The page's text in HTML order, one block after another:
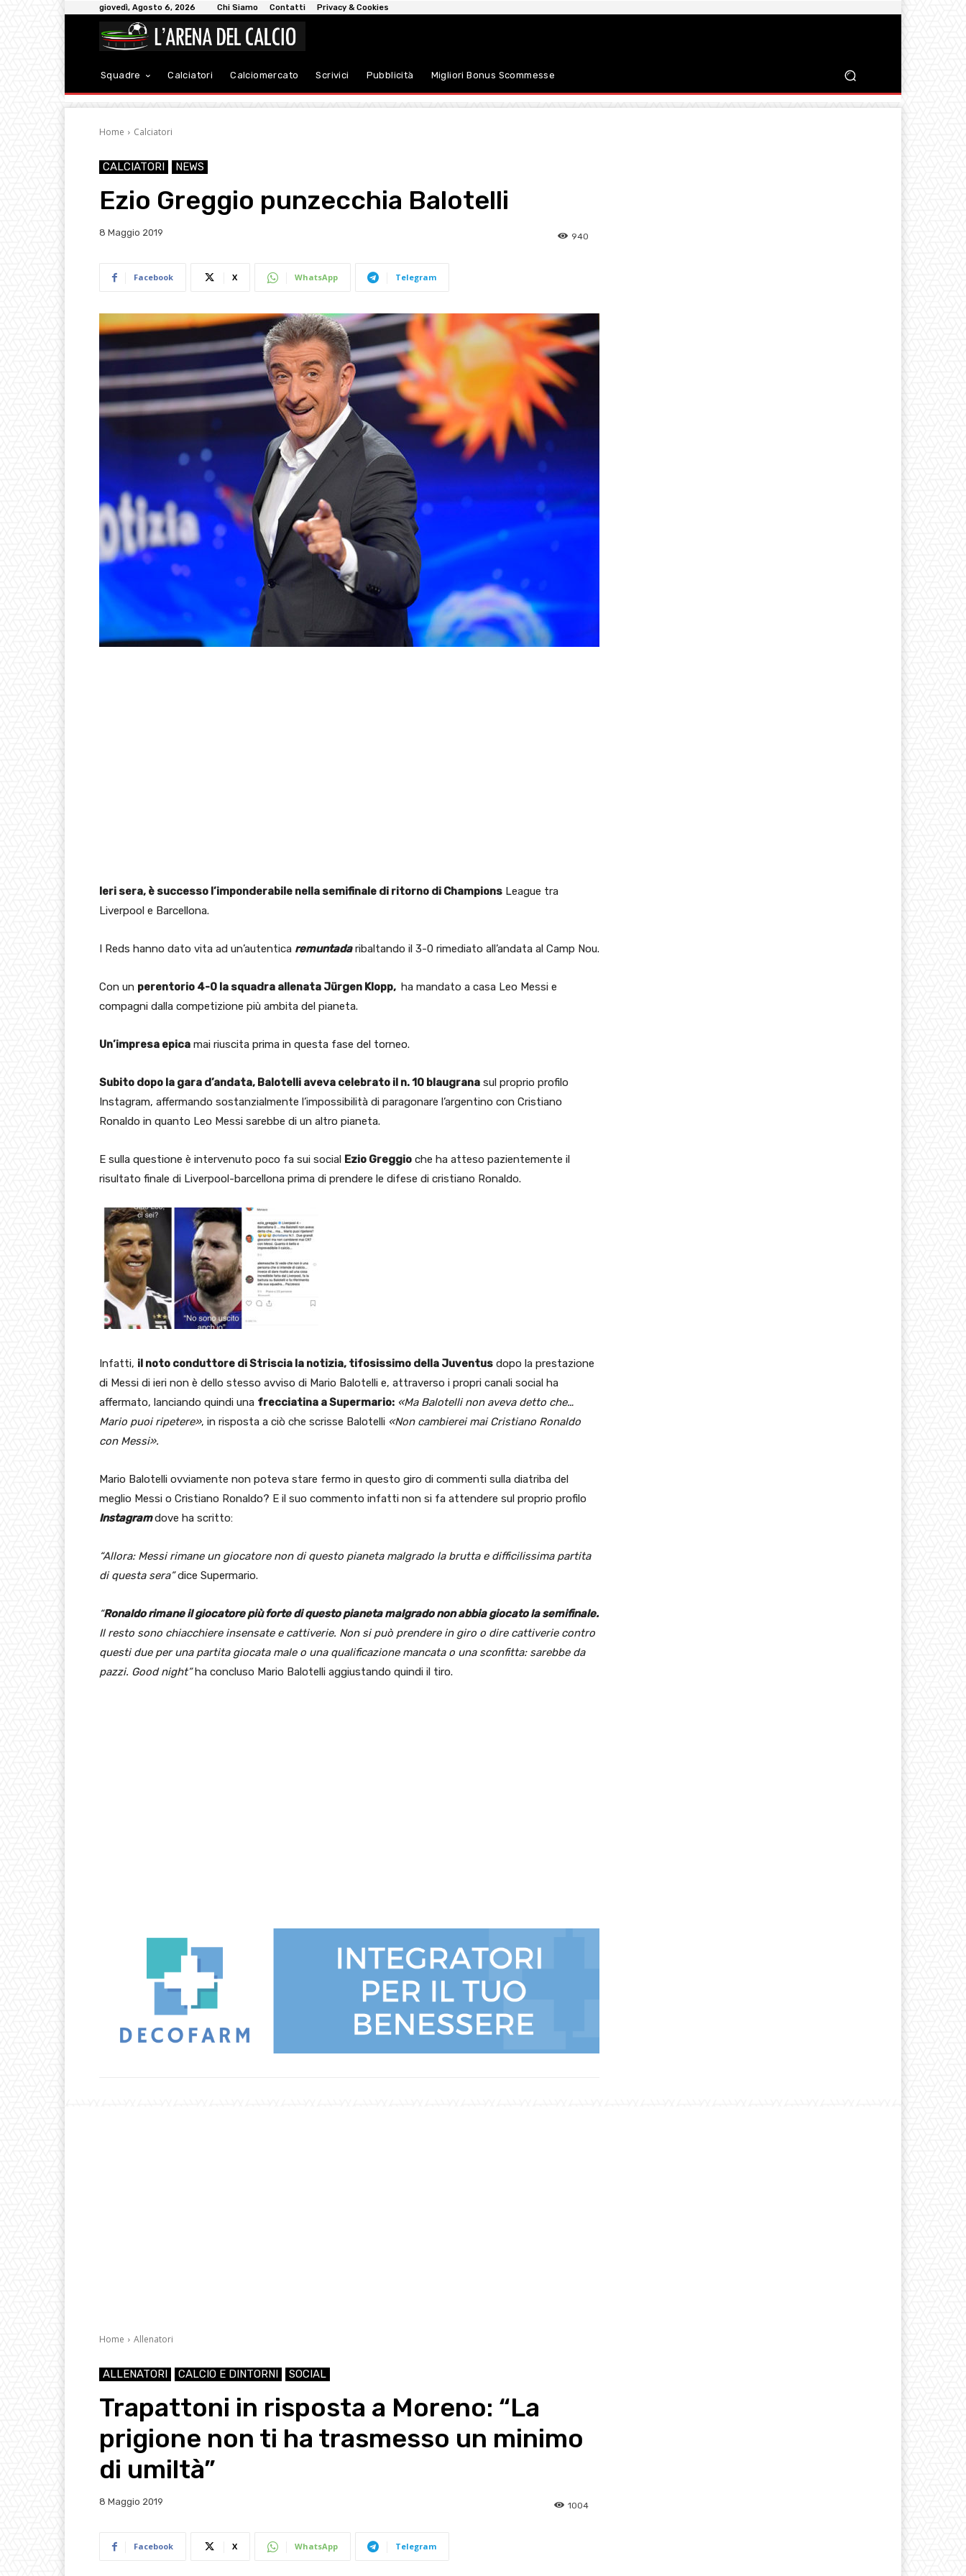
giovedì, Agosto 6, 2026 Chi Siamo Contatti Privacy & Cookies
Squadre Calciatori Calciomercato Scrivici Pubblicità Migliori Bonus Scommesse
Home Calciatori
CALCIATORI NEWS
Ezio Greggio punzecchia Balotelli
8 Maggio 2019 940
Facebook X WhatsApp Telegram
Ieri sera, è successo l’imponderabile nella semifinale di ritorno di Champions League tra
Liverpool e Barcellona.
I Reds hanno dato vita ad un’autentica remuntadaribaltando il 3-0 rimediato all’andata al Camp Nou.
Con un perentorio 4-0 la squadra allenata Jürgen Klopp, ha mandato a casa Leo Messi e
compagni dalla competizione più ambita del pianeta.
Un’impresa epica mai riuscita prima in questa fase del torneo.
Subito dopo la gara d’andata, Balotelli aveva celebrato il n. 10 blaugrana sul proprio profilo
Instagram, affermando sostanzialmente l’impossibilità di paragonare l’argentino con Cristiano
Ronaldo in quanto Leo Messi sarebbe di un altro pianeta.
E sulla questione è intervenuto poco fa sui social Ezio Greggio che ha atteso pazientemente il
risultato finale di Liverpool-barcellona prima di prendere le difese di cristiano Ronaldo.
Infatti, il noto conduttore di Striscia la notizia, tifosissimo della Juventus dopo la prestazione
di Messi di ieri non è dello stesso avviso di Mario Balotelli e, attraverso i propri canali social ha
affermato, lanciando quindi una frecciatina a Supermario: «Ma Balotelli non aveva detto che…
Mario puoi ripetere», in risposta a ciò che scrisse Balotelli «Non cambierei mai Cristiano Ronaldo
con Messi».
Mario Balotelli ovviamente non poteva stare fermo in questo giro di commenti sulla diatriba del
meglio Messi o Cristiano Ronaldo? E il suo commento infatti non si fa attendere sul proprio profilo
Instagramdove ha scritto:
“Allora: Messi rimane un giocatore non di questo pianeta malgrado la brutta e difficilissima partita
di questa sera”dice Supermario.
“Ronaldo rimane il giocatore più forte di questo pianeta malgrado non abbia giocato la semifinale.
Il resto sono chiacchiere insensate e cattiverie. Non si può prendere in giro o dire cattiverie contro
questi due per una partita giocata male o una qualificazione mancata o una sconfitta: sarebbe da
pazzi. Good night”ha concluso Mario Balotelli aggiustando quindi il tiro.